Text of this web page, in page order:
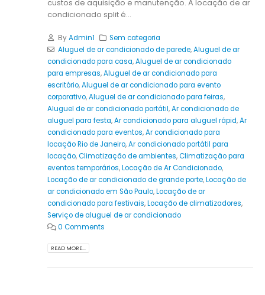
custos de aquisição e manutenção. A locação de ar
condicionado split é...
ByAdmin1
Sem categoria
Aluguel de ar condicionado de parede,Aluguel de ar
condicionado para casa,Aluguel de ar condicionado
para empresas,Aluguel de ar condicionado para
escritório,Aluguel de ar condicionado para evento
corporativo,Aluguel de ar condicionado para feiras,
Aluguel de ar condicionado portátil,Ar condicionado de
aluguel para festa,Ar condicionado para aluguel rápid,Ar
condicionado para eventos,Ar condicionado para
locação Rio de Janeiro,Ar condicionado portátil para
locação,Climatização de ambientes,Climatização para
eventos temporários,Locação de Ar Condicionado,
Locação de ar condicionado de grande porte,Locação de
ar condicionado em São Paulo,Locação de ar
condicionado para festivais,Locação de climatizadores,
Serviço de aluguel de ar condicionado
0 Comments
READ MORE...